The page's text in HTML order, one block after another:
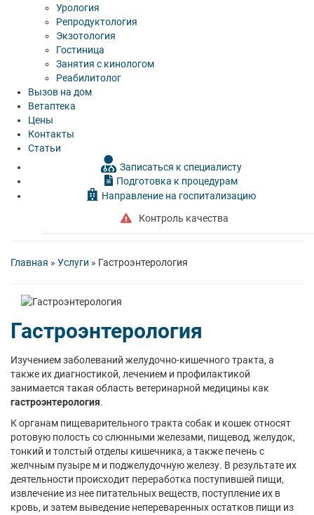
Урология
Репродуктология
Экзотология
Гостиница
Занятия с кинологом
Реабилитолог
Вызов на дом
Ветаптека
Цены
Контакты
Статьи
Записаться к специалисту
Подготовка к процедурам
Направление на госпитализацию
Контроль качества
Главная » Услуги » Гастроэнтерология
Гастроэнтерология
Изучением заболеваний желудочно-кишечного тракта, а
также их диагностикой, лечением и профилактикой
занимается такая область ветеринарной медицины как
гастроэнтерология.
К органам пищеварительного тракта собак и кошек относят
ротовую полость со слюнными железами, пищевод, желудок,
тонкий и толстый отделы кишечника, а также печень с
желчным пузыре м и поджелудочную железу. В результате их
деятельности происходит переработка поступившей пищи,
извлечение из нее питательных веществ, поступление их в
кровь, и затем выведение непереваренных остатков пищи из